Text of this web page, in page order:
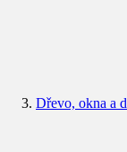
Dřevo, okna a